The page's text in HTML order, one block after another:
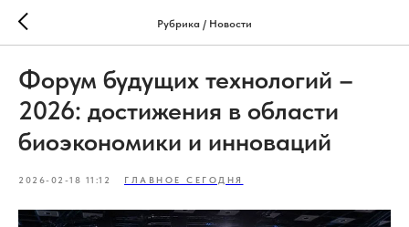
Рубрика / Новости
Форум будущих технологий –
2026: достижения в области
биоэкономики и инноваций
2026-02-18 11:12 ГЛАВНОЕ СЕГОДНЯ